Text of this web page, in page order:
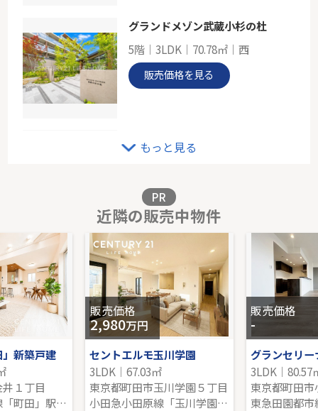
グランドメゾン武蔵小杉の杜
5階｜3LDK｜70.78㎡｜西
販売価格を見る
販売価格を見る
グランシティたまプラーザ１
1階｜3LDK｜76.20㎡｜南
販売価格を見る
もっと見る
PR
近隣の販売中物件
新築戸建
１丁目
小田急小田原線「町田」駅 バス14分 「金井小学校入口」 停歩9分
販売価格
2,980万円
セントエルモ玉川学園
3LDK｜67.03㎡
東京都町田市玉川学園５丁目
小田急小田原線「玉川学園前」駅 徒歩11分
販売価格
-
グランセリー
3LDK｜80.57
東京都町田